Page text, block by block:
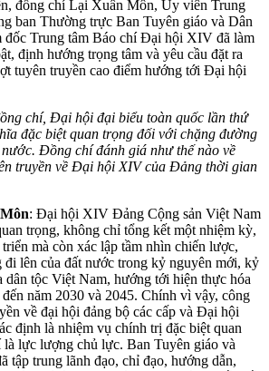
đồng chí Lại Xuân Môn, Ủy viên Trung
ban Thường trực Ban Tuyên giáo và Dân
đốc Trung tâm Báo chí Đại hội XIV đã làm
định hướng trọng tâm và yêu cầu đặt ra
tuyên truyền cao điểm hướng tới Đại hội
chí, Đại hội đại biểu toàn quốc lần thứ
đặc biệt quan trọng đối với chặng đường
Đồng chí đánh giá như thế nào về
truyền về Đại hội XIV của Đảng thời gian
: Đại hội XIV Đảng Cộng sản Việt Nam
trọng, không chỉ tổng kết một nhiệm kỳ,
mà còn xác lập tầm nhìn chiến lược,
lên của đất nước trong kỷ nguyên mới, kỷ
dân tộc Việt Nam, hướng tới hiện thực hóa
năm 2030 và 2045. Chính vì vậy, công
về đại hội đảng bộ các cấp và Đại hội
định là nhiệm vụ chính trị đặc biệt quan
là lực lượng chủ lực. Ban Tuyên giáo và
tập trung lãnh đạo, chỉ đạo, hướng dẫn,